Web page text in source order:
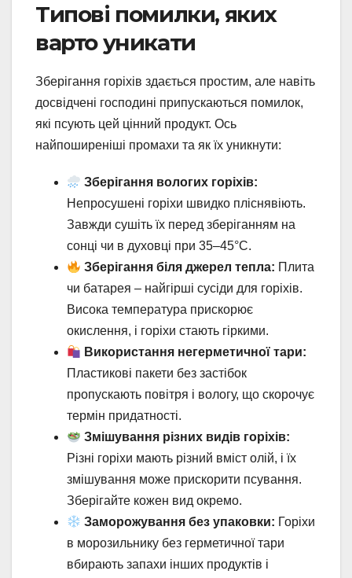
Типові помилки, яких
варто уникати
Зберігання горіхів здається простим, але навіть
досвідчені господині припускаються помилок,
які псують цей цінний продукт. Ось
найпоширеніші промахи та як їх уникнути:
Зберігання вологих горіхів:
Непросушені горіхи швидко пліснявіють.
Завжди сушіть їх перед зберіганням на
сонці чи в духовці при 35–45°C.
Зберігання біля джерел тепла: Плита
чи батарея – найгірші сусіди для горіхів.
Висока температура прискорює
окислення, і горіхи стають гіркими.
Використання негерметичної тари:
Пластикові пакети без застібок
пропускають повітря і вологу, що скорочує
термін придатності.
Змішування різних видів горіхів:
Різні горіхи мають різний вміст олій, і їх
змішування може прискорити псування.
Зберігайте кожен вид окремо.
Заморожування без упаковки: Горіхи
в морозильнику без герметичної тари
вбирають запахи інших продуктів і